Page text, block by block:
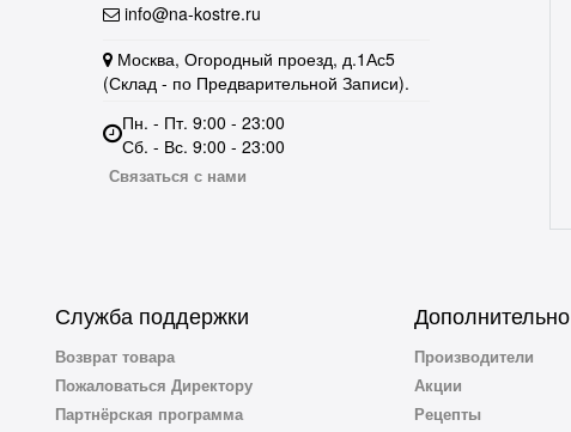
info@na-kostre.ru
Москва, Огородный проезд, д.1Ас5
(Склад - по Предварительной Записи).
Пн. - Пт. 9:00 - 23:00
Сб. - Вс. 9:00 - 23:00
Связаться с нами
Служба поддержки
Возврат товара
Пожаловаться Директору
Партнёрская программа
Дополнительно
Производители
Акции
Рецепты